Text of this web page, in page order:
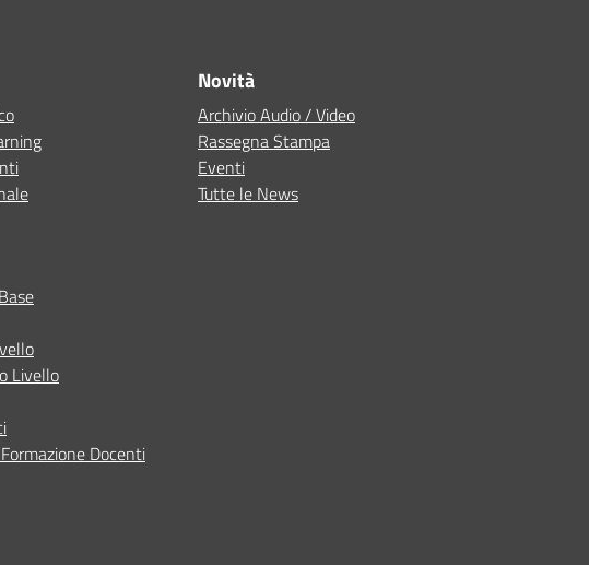
Livello
Docenti
Novità
Archivio Audio / Video
Rassegna Stampa
Eventi
Tutte le News